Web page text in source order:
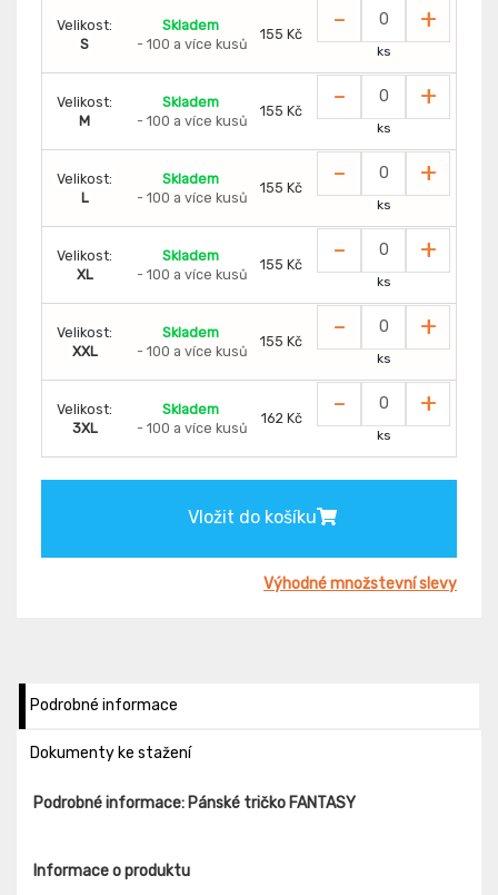
Velikost:
S
Skladem
- 100 a více kusů
155 Kč - +
ks
Velikost:
M
Skladem
- 100 a více kusů
155 Kč - +
ks
Velikost:
L
Skladem
- 100 a více kusů
155 Kč - +
ks
Velikost:
XL
Skladem
- 100 a více kusů
155 Kč - +
ks
Velikost:
XXL
Skladem
- 100 a více kusů
155 Kč - +
ks
Velikost:
3XL
Skladem
- 100 a více kusů
162 Kč - +
ks
Vložit do košíku
Výhodné množstevní slevy
Podrobné informace
Dokumenty ke stažení
Podrobné informace: Pánské tričko FANTASY
Informace o produktu